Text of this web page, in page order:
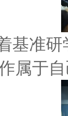
基准研
属于